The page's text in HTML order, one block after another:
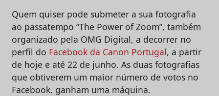
Quem quiser pode submeter a sua fotografia
ao passatempo “The Power of Zoom”, também
organizado pela OMG Digital, a decorrer no
perfil do Facebook da Canon Portugal, a partir
de hoje e até 22 de junho. As duas fotografias
que obtiverem um maior número de votos no
Facebook, ganham uma máquina.